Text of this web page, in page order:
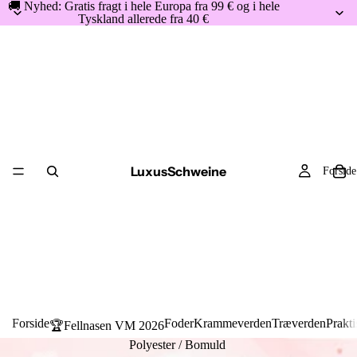
🚚 Nyhed: Gratis fragt i hele Europa fra 99 € og i hele
Tyskland allerede fra 40 €
LuxusSchweine Forside
Forside🏆Fellnasen VM 2026FoderKrammeverdenTræverden
Polyester / Bomuld